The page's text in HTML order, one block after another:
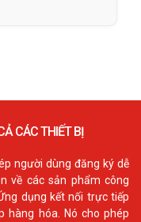
CÁC THIẾT BỊ
người dùng đăng ký dễ
về các sản phẩm công
dụng kết nối trực tiếp
hàng hóa. Nó cho phép